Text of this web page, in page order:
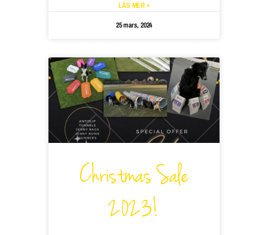
LÄS MER »
25 mars, 2024
Christmas Sale
2023!